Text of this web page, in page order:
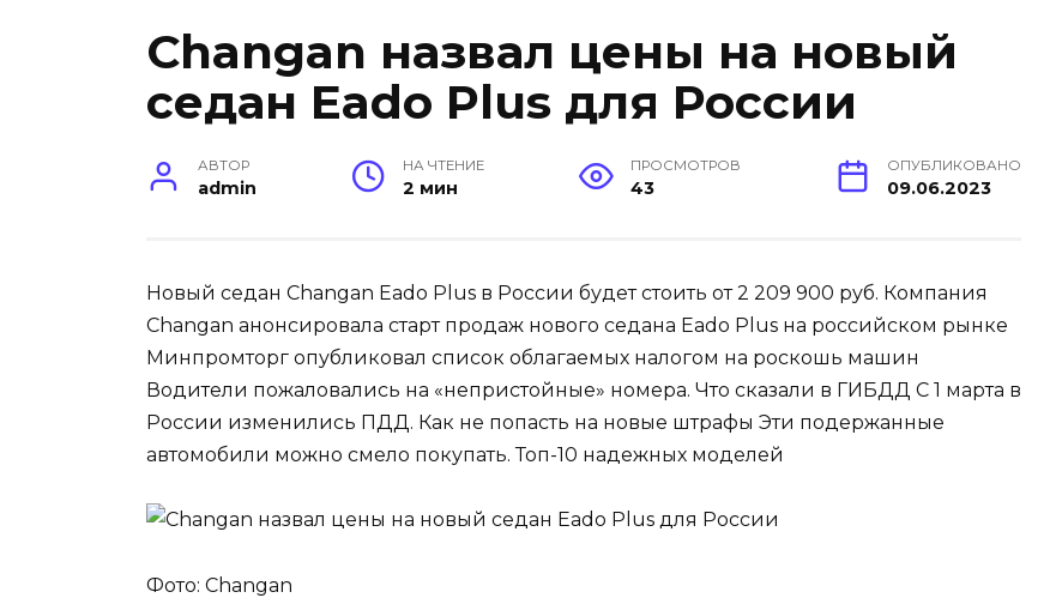
Changan назвал цены на новый
седан Eado Plus для России
АВТОР
admin
НА ЧТЕНИЕ
2 мин
ПРОСМОТРОВ
43
ОПУБЛИКОВАНО
09.06.2023
Новый седан Changan Eado Plus в России будет стоить от 2 209 900 руб. Компания
Changan анонсировала старт продаж нового седана Eado Plus на российском рынке
Минпромторг опубликовал список облагаемых налогом на роскошь машин
Водители пожаловались на «непристойные» номера. Что сказали в ГИБДД С 1 марта в
России изменились ПДД. Как не попасть на новые штрафы Эти подержанные
автомобили можно смело покупать. Топ-10 надежных моделей
Фото: Changan